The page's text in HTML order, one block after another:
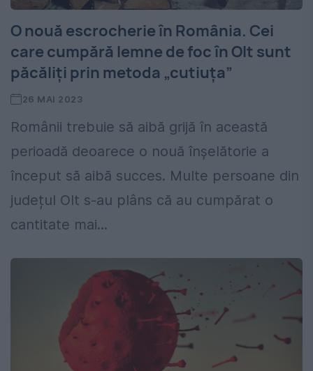
O nouă escrocherie în România. Cei
care cumpără lemne de foc în Olt sunt
păcăliți prin metoda „cutiuța”
26 MAI 2023
Românii trebuie să aibă grijă în această
perioadă deoarece o nouă înșelătorie a
început să aibă succes. Multe persoane din
județul Olt s-au plâns că au cumpărat o
cantitate mai...